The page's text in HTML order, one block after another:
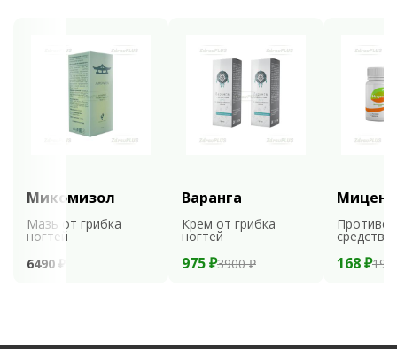
Микомизол
Мазь от грибка
ногтей
6490 ₽
Варанга
Крем от грибка
ногтей
975 ₽3900 ₽
средство
168 ₽